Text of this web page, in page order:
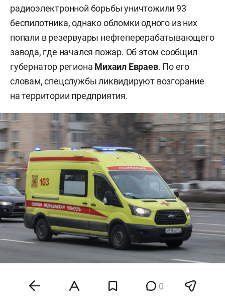
радиоэлектронной борьбы уничтожили 93
беспилотника, однако обломки одного из них
попали в резервуары нефтеперерабатывающего
завода, где начался пожар. Об этом сообщил
губернатор региона Михаил Евраев. По его
словам, спецслужбы ликвидируют возгорание
на территории предприятия.
Фото: «БИЗНЕС Online» 0